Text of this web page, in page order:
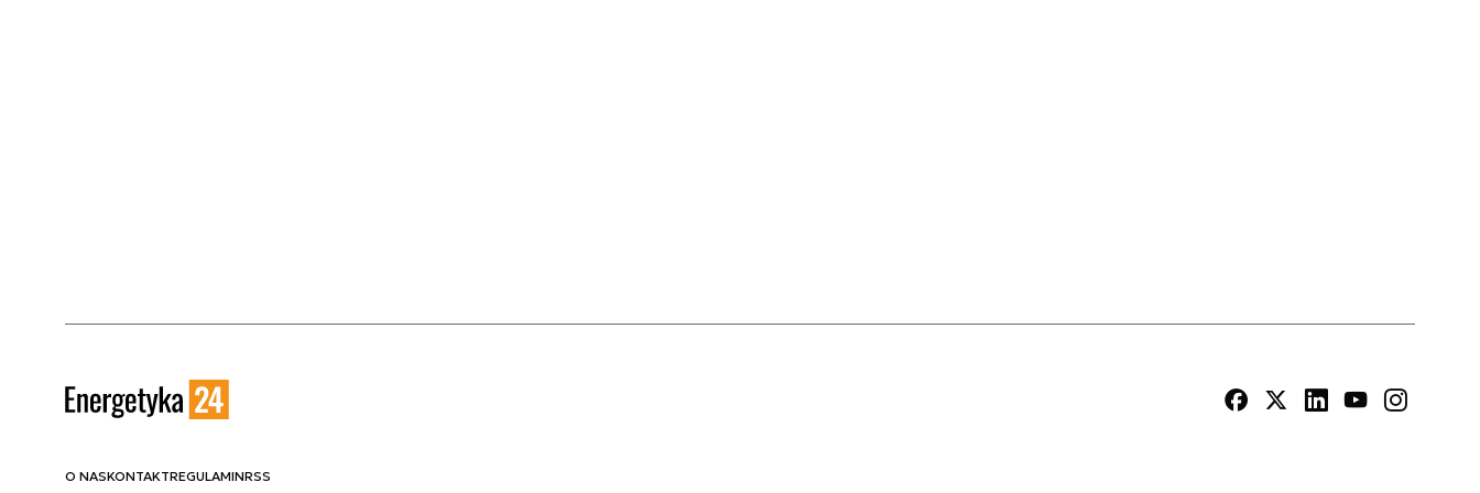
O NASKONTAKTREGULAMINRSS